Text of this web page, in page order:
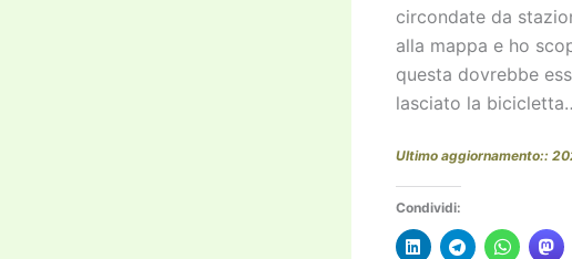
circondate da
alla mappa e ho
questa dovrebbe
lasciato la
Ultimo aggiornamento::
Condividi: